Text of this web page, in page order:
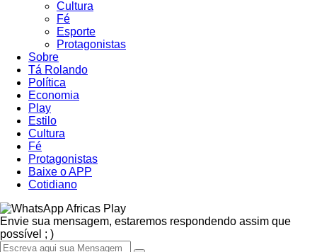
Cultura
Fé
Esporte
Protagonistas
Sobre
Tá Rolando
Política
Economia
Play
Estilo
Cultura
Fé
Protagonistas
Baixe o APP
Cotidiano
Africas Play
Envie sua mensagem, estaremos respondendo assim que
possível ; )